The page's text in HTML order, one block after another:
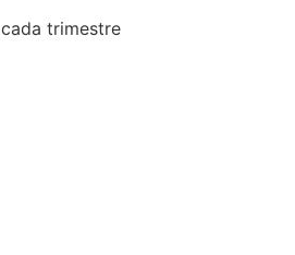
trimestre